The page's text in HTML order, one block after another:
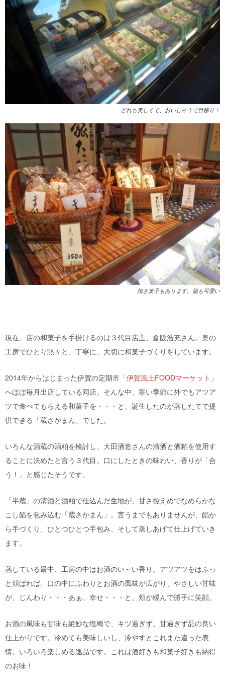
どれも美しくて、おいしそうで目移り！
焼き菓子もあります。籠も可愛い
現在、店の和菓子を手掛けるのは３代目店主、倉阪浩充さん。奥の
工房でひとり黙々と、丁寧に、大切に和菓子づくりをしています。
2014年からはじまった伊賀の定期市「伊賀風土FOODマーケット 」
へほぼ毎月出店している同店。そんな中、寒い季節に外でもアツア
ツで食べてもらえる和菓子を・・・と、誕生したのが蒸したてで提
供できる「蔵さかまん」でした。
いろんな酒蔵の酒粕を検討し、大田酒造さんの清酒と酒粕を使用す
ることに決めたと言う３代目。口にしたときの味わい、香りが「合
う！」と感じたそうです。
「半蔵」の清酒と酒粕で仕込んだ生地が、甘さ控えめでなめらかな
こし餡を包み込む「蔵さかまん」。言うまでもありませんが、餡か
ら手づくり、ひとつひとつ手包み、そして蒸しあげて仕上げていき
ます。
蒸している最中、工房の中はお酒のい～い香り。アツアツをはふっ
と頬ばれば、口の中にふわりとお酒の風味が広がり、やさしい甘味
が、じんわり・・・あぁ、幸せ・・・と、頬が緩んで勝手に笑顔。
お酒の風味も甘味も絶妙な塩梅で、キツ過ぎず、甘過ぎず品の良い
仕上がりです。冷めても美味しいし、冷やすとこれまた違った表
情。いろいろ楽しめる逸品です。これは酒好きも和菓子好きも納得
のお味！